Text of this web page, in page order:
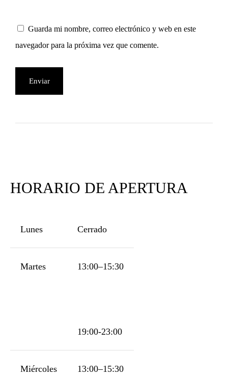
Guarda mi nombre, correo electrónico y web en este
navegador para la próxima vez que comente.
HORARIO DE APERTURA
Lunes Cerrado
Martes 13:00–15:30
19:00-23:00
Miércoles 13:00–15:30